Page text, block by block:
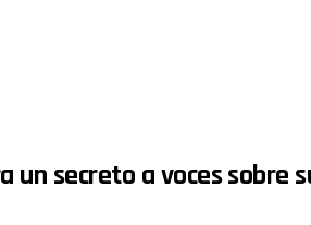
secreto a voces sobre